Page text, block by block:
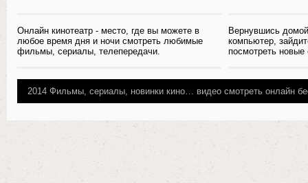
Онлайн кинотеатр - место, где вы можете в
любое время дня и ночи смотреть любимые
фильмы, сериалы, телепередачи.
Вернувшись
компьютер,
посмотреть
2014 Фильмы, сериалы, новинки кино… видео смотреть онлайн